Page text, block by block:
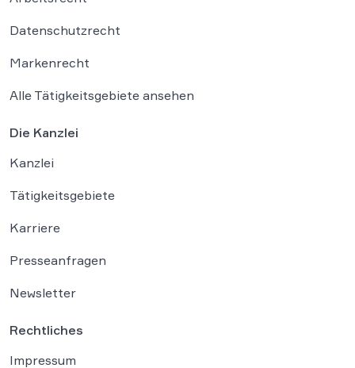
Datenschutzrecht
Markenrecht
Alle Tätigkeitsgebiete ansehen
Die Kanzlei
Kanzlei
Tätigkeitsgebiete
Karriere
Presseanfragen
Newsletter
Rechtliches
Impressum